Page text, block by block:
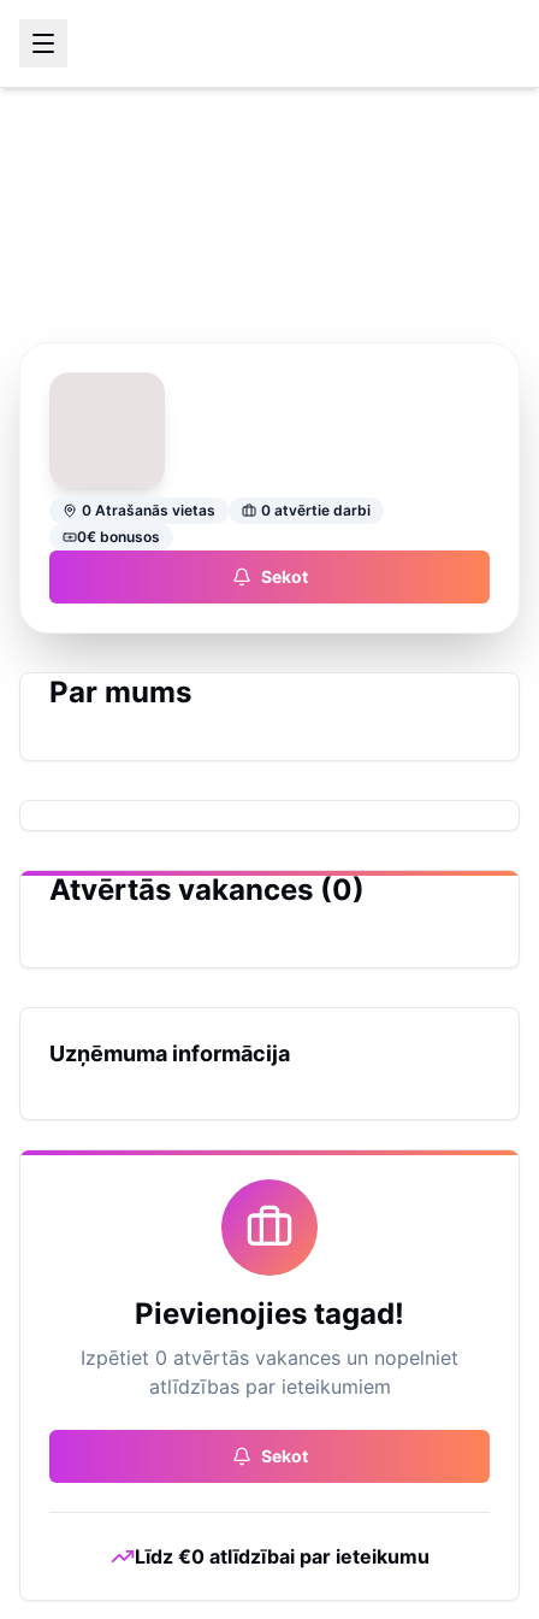
0 Atrašanās vietas 0 atvērtie darbi
0€ bonusos
Sekot
Par mums
Atvērtās vakances (0)
Uzņēmuma informācija
Pievienojies tagad!
Izpētiet 0 atvērtās vakances un nopelniet
atlīdzības par ieteikumiem
Sekot
Līdz €0 atlīdzībai par ieteikumu